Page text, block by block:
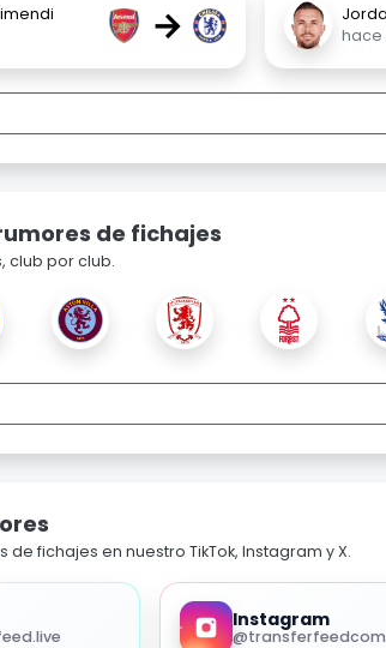
→
hace
de fichajes
club por club.
de fichajes en nuestro TikTok, Instagram y X.
Instagram
@transferfeedcom